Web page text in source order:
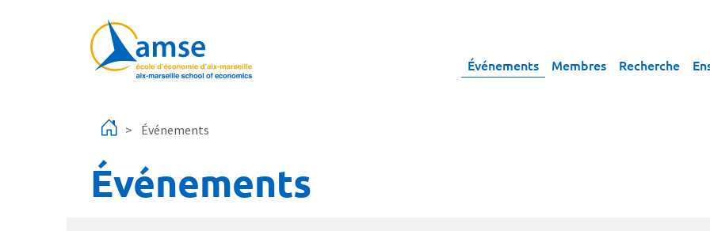
Événements Membres Recherche
Événements
Événements